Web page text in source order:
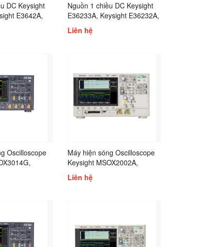
DC Keysight
E3642A,
Keysight
E3632A,
Nguồn 1 chiều DC Keysight
E36233A, Keysight E36232A,
Keysight E36231A, Keysight
E36312A, Keysight E36313A,
E36312A, E36313A
Liên hệ
Oscilloscope
Máy hiện sóng Oscilloscope
Keysight MSOX2002A,
Keysight MSOX2004A,
Keysight MSOX2022A,
Keysight MSOX3032A
Liên hệ